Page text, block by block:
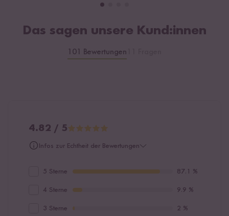
Das sagen unsere Kund:innen
101 Bewertungen
4.82 / 5
Infos zur Echtheit der Bewertungen
5 Sterne 87.1 %
4 Sterne 9.9 %
3 Sterne 2 %